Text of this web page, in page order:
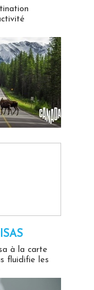
à la carte
fluidifie les